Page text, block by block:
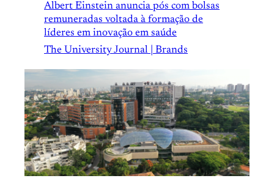
Albert Einstein anuncia pós com bolsas
remuneradas voltada à formação de
líderes em inovação em saúde
The University Journal | Brands